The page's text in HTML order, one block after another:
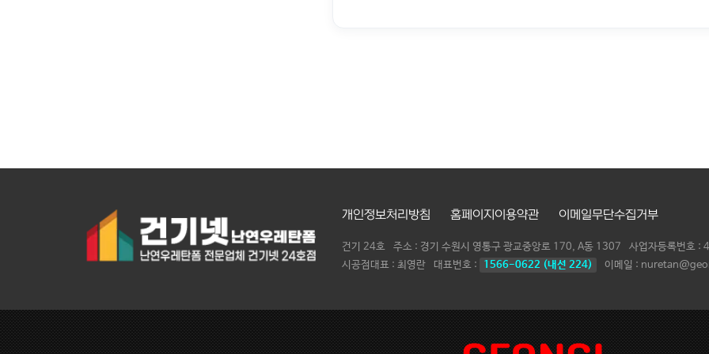
개인정보처리방침 홈페이지이용약관 이메일무단수집거부
건기 24호 주소 : 경기 수원시 영통구 광교중앙로 170, A동 1307 사업자등록번호 :
시공점대표 : 최영란 대표번호 : 1566-0622 (내선 224) 이메일 :